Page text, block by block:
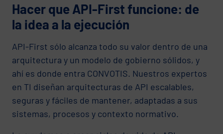
Hacer que API-First funcione: de
la idea a la ejecución
API-First sólo alcanza todo su valor dentro de una
arquitectura y un modelo de gobierno sólidos, y
ahí es donde entra CONVOTIS. Nuestros expertos
en TI diseñan arquitecturas de API escalables,
seguras y fáciles de mantener, adaptadas a sus
sistemas, procesos y contexto normativo.